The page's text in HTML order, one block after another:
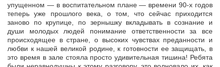
упущенном — в воспитательном плане — времени 90-х годов
теперь уже прошлого века, о том, что сейчас приходится
заново по крупице, по зернышку вкладывать в сознание и
души молодых людей понимание ответственности за все
происходящее в стране, о высоких чувствах преданности и
любви к нашей великой родине, к готовности ее защищать, в
это время в зале стояла просто удивительная тишина! Ребята